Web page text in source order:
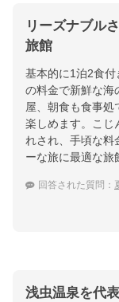
リーズナブル
旅館
基本的に1泊2食
の料金で新鮮な海
屋、朝食も食事処
楽しめます。こじ
れされ、手頃な料
ーな旅に最適な旅
回答された質問：
浅虫温泉を代